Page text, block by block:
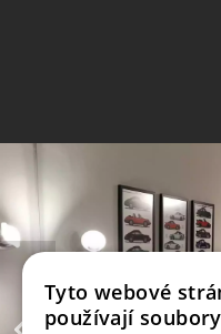
Tyto webové
používají